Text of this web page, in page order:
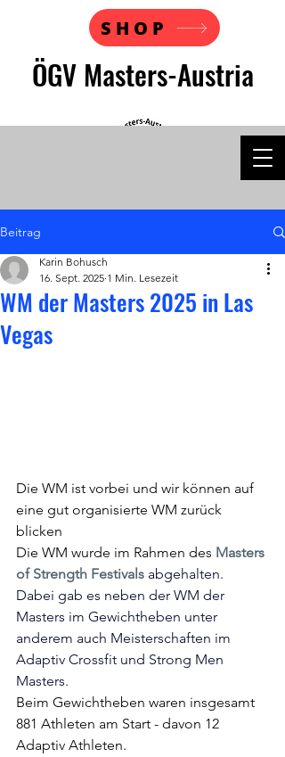
ÖGV Masters-Austria
SHOP
Beitrag
WM der Masters 2025 in Las
Vegas
Karin Bohusch
16. Sept. 2025 1 Min. Lesezeit
Die WM ist vorbei und wir können auf
eine gut organisierte WM zurück
blicken
Die WM wurde im Rahmen des Masters
of Strength Festivals abgehalten.
Dabei gab es neben der WM der
Masters im Gewichtheben unter
anderem auch Meisterschaften im
Adaptiv Crossfit und Strong Men
Masters.
Beim Gewichtheben waren insgesamt
881 Athleten am Start - davon 12
Adaptiv Athleten.